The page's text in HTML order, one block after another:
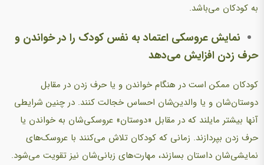
به کودکان می‌باشد.
نمایش عروسکی اعتماد به نفس کودک را در خواندن و
حرف زدن افزایش می‌دهد
کودکان ممکن است در هنگام خواندن و یا حرف زدن در مقابل
دوستان‌شان و یا والدین‌شان احساس خجالت کنند. در چنین شرایطی
آنها بیشتر مایلند که در مقابل «دوستان» عروسکی‌شان به خواندن یا
حرف زدن بپردازند. زمانی که کودکان تلاش می‌کنند با عروسک‌های
نمایشی‌شان داستان بسازند، مهارت‌های زبانی‌شان نیز تقویت می‌شود.